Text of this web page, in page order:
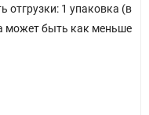
отгрузки: 1 упаковка (в
может быть как меньше